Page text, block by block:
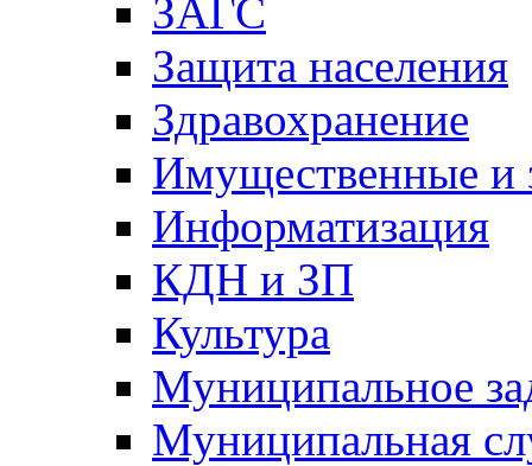
ЗАГС
Защита населения
Здравохранение
Имущественные и
Информатизация
КДН и ЗП
Культура
Муниципальное
Муниципальная